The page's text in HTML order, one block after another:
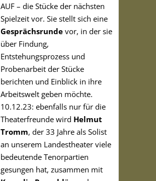
AUF – die Stücke der nächsten
Spielzeit vor. Sie stellt sich eine
Gesprächsrunde vor, in der sie
über Findung,
Entstehungsprozess und
Probenarbeit der Stücke
berichten und Einblick in ihre
Arbeitswelt geben möchte.
10.12.23: ebenfalls nur für die
Theaterfreunde wird Helmut
Tromm, der 33 Jahre als Solist
an unserem Landestheater viele
bedeutende Tenorpartien
gesungen hat, zusammen mit